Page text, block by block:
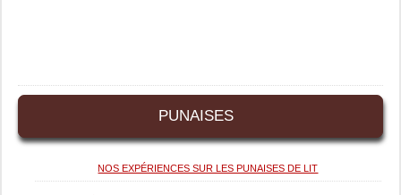
PUNAISES
NOS EXPÉRIENCES SUR LES PUNAISES DE LIT